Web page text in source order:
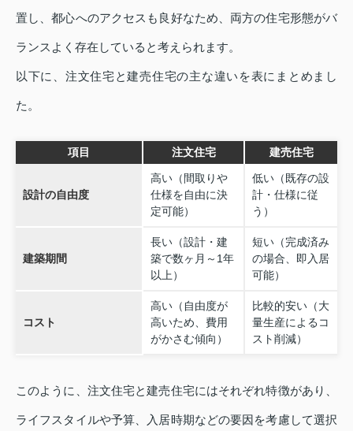
置し、都心へのアクセスも良好なため、両方の住宅形態がバ
ランスよく存在していると考えられます。
以下に、注文住宅と建売住宅の主な違いを表にまとめまし
た。
項目 注文住宅 建売住宅
設計の自由度
高い（間取りや
仕様を自由に決
定可能）
低い（既存の設
計・仕様に従
う）
建築期間
長い（設計・建
築で数ヶ月～1年
以上）
短い（完成済み
の場合、即入居
可能）
コスト
高い（自由度が
高いため、費用
がかさむ傾向）
比較的安い（大
量生産によるコ
スト削減）
このように、注文住宅と建売住宅にはそれぞれ特徴があり、
ライフスタイルや予算、入居時期などの要因を考慮して選択